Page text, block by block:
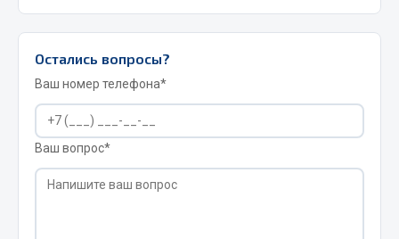
Mann-filter
Vic
Автоторг
Остались вопросы?
Ваш номер телефона*
Ваш вопрос*